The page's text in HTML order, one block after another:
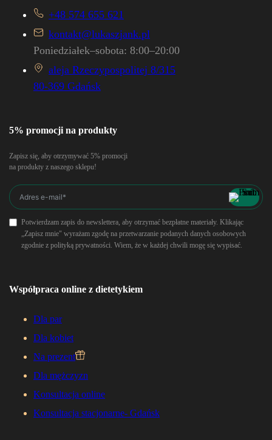
+48 574 655 621
kontakt@lukaszjank.pl
Poniedziałek–sobota: 8:00–20:00
aleja Rzeczypospolitej 8/315
80-369 Gdańsk
Współpraca online z dietetykiem
Dla par
Dla kobiet
Na prezent
Dla mężczyzn
Konsultacja online
Konsultacja stacjonarne- Gdańsk
5% promocji na produkty
Zapisz się, aby otrzymywać 5% promocji
na produkty z naszego sklepu!
Potwierdzam zapis do newslettera, aby otrzymać bezpłatne materiały. Klikając
„Zapisz mnie" wyrażam zgodę na przetwarzanie podanych danych osobowych
zgodnie z polityką prywatności. Wiem, że w każdej chwili mogę się wypisać.